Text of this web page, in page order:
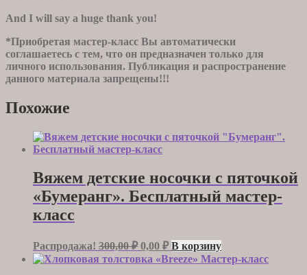
And I will say a huge thank you!
*Приобретая мастер-класс Вы автоматически
соглашаетесь с тем, что он предназначен только для
личного использования. Публикация и распространение
данного материала запрещены!!!
Похожие
Вяжем детские носочки с пяточкой
«Бумеранг». Бесплатный мастер-
класс
Распродажа! 300,00₽ Первоначальная
цена
составляла
0,00 ₽Текущая
цена:
В корзину